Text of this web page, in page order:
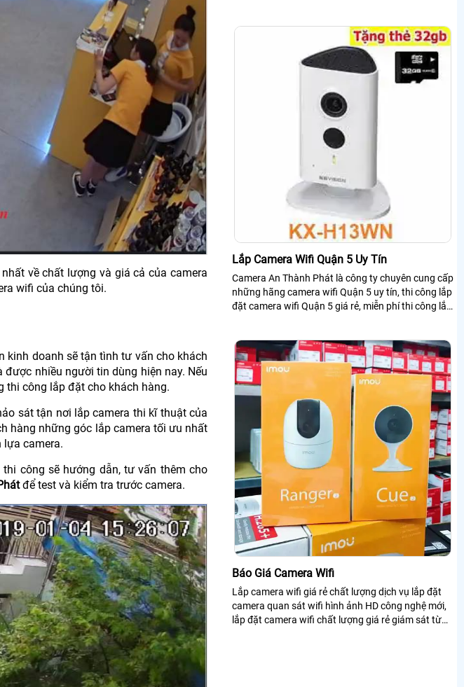
về chất lượng và giá cả của camera
wifi của chúng tôi.
kinh doanh sẽ tận tình tư vấn cho khách
nhiều người tin dùng hiện nay. Nếu
thi công lắp đặt cho khách hàng.
sát tận nơi lắp camera thi kĩ thuật của
hàng những góc lắp camera tối ưu nhất
lựa camera.
công sẽ hướng dẫn, tư vấn thêm cho
để test và kiểm tra trước camera.
Lắp Camera Wifi Quận 5 Uy Tín
Camera An Thành Phát là công ty chuyên cung cấp
những hãng camera wifi Quận 5 uy tín, thi công lắp
đặt camera wifi Quận 5 giá rẻ, miễn phí thi công lắp
Báo Giá Camera Wifi
Lắp camera wifi giá rẻ chất lượng dịch vụ lắp đặt
camera quan sát wifi hình ảnh HD công nghệ mới,
lắp đặt camera wifi chất lượng giá rẻ giám sát từ